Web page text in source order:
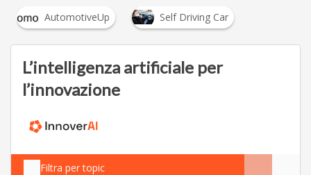
AutomotiveUp Self Driving Car
L’intelligenza artificiale per
l’innovazione
Filtra per topic